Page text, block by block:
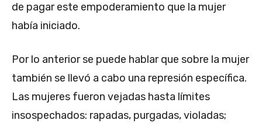
de pagar este empoderamiento que la mujer
había iniciado.
Por lo anterior se puede hablar que sobre la mujer
también se llevó a cabo una represión específica.
Las mujeres fueron vejadas hasta límites
insospechados: rapadas, purgadas, violadas;